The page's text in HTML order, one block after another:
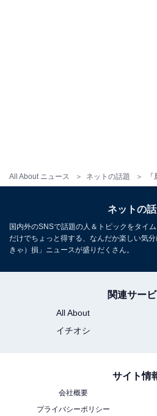
All About ニュース ネットの話題
ネットの
国内外のSNSで話題の人＆トピックをタイ
だけでちょっと得する、なんだか楽しい気
きゃ）損」ニュースが盛りだくさん。
関連サー
All About
イチオシ
サイト情
会社概要
プライバシーポリシー